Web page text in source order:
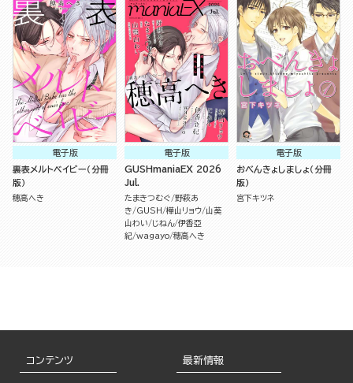
電子版
裏表メルトベイビー（分冊
版）
穂高へき
電子版
GUSHmaniaEX 2026
Jul.
たまきつむぐ 野萩あ
き
GUSH 樺山リョウ 山葵
山わい
じねん 伊香亞
紀 wagayo 穂高へき
電子版
おべんきょしましょ（分冊
版）
宮下キツネ
コンテンツ 最新情報